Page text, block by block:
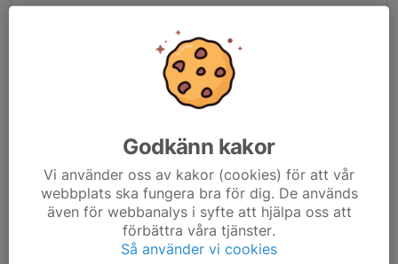
, Tränare
, Tränare
P2016
Alexander Shahabi, Tränare
Godkänn kakor
Vi använder oss av kakor (cookies) för att vår
webbplats ska fungera bra för dig. De används
även för webbanalys i syfte att hjälpa oss att
förbättra våra tjänster.
Så använder vi cookies